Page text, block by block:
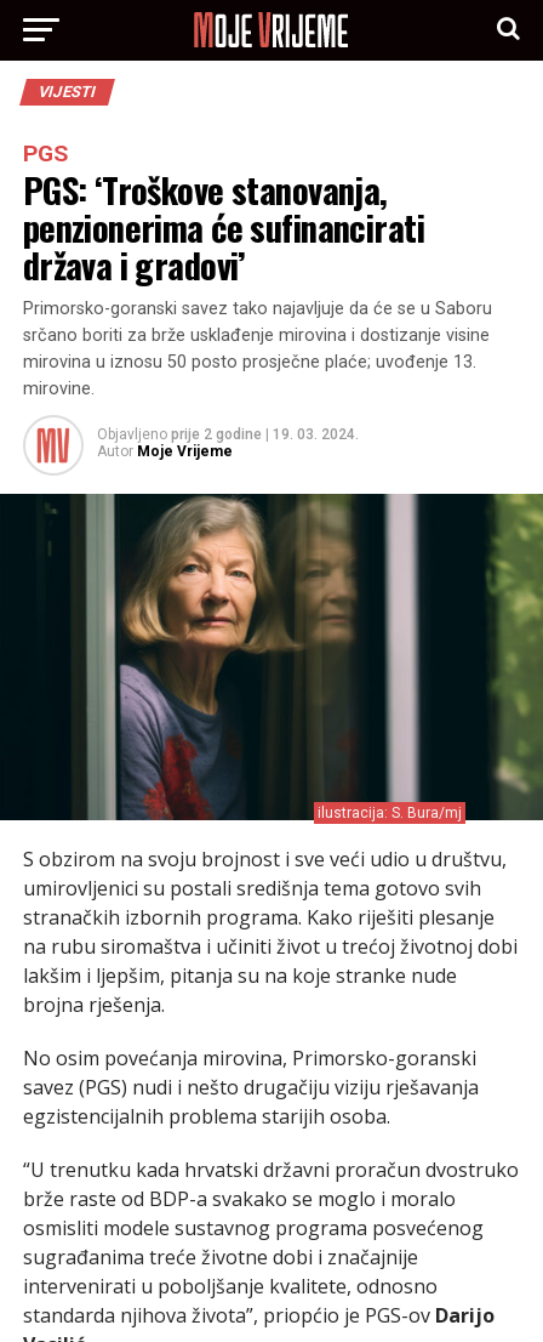
VIJESTI
PGS
PGS: ‘Troškove stanovanja,
penzionerima će sufinancirati
država i gradovi’
Primorsko-goranski savez tako najavljuje da će se u Saboru
srčano boriti za brže usklađenje mirovina i dostizanje visine
mirovina u iznosu 50 posto prosječne plaće; uvođenje 13.
mirovine.
Objavljeno prije 2 godine
19. 03. 2024.
Autor Moje Vrijeme
ilustracija: S. Bura/mj
S obzirom na svoju brojnost i sve veći udio u društvu,
umirovljenici su postali središnja tema gotovo svih
stranačkih izbornih programa. Kako riješiti plesanje
na rubu siromaštva i učiniti život u trećoj životnoj dobi
lakšim i ljepšim, pitanja su na koje stranke nude
brojna rješenja.
No osim povećanja mirovina, Primorsko-goranski
savez (PGS) nudi i nešto drugačiju viziju rješavanja
egzistencijalnih problema starijih osoba.
“U trenutku kada hrvatski državni proračun dvostruko
brže raste od BDP-a svakako se moglo i moralo
osmisliti modele sustavnog programa posvećenog
sugrađanima treće životne dobi i značajnije
intervenirati u poboljšanje kvalitete, odnosno
standarda njihova života”, priopćio je PGS-ov Darijo